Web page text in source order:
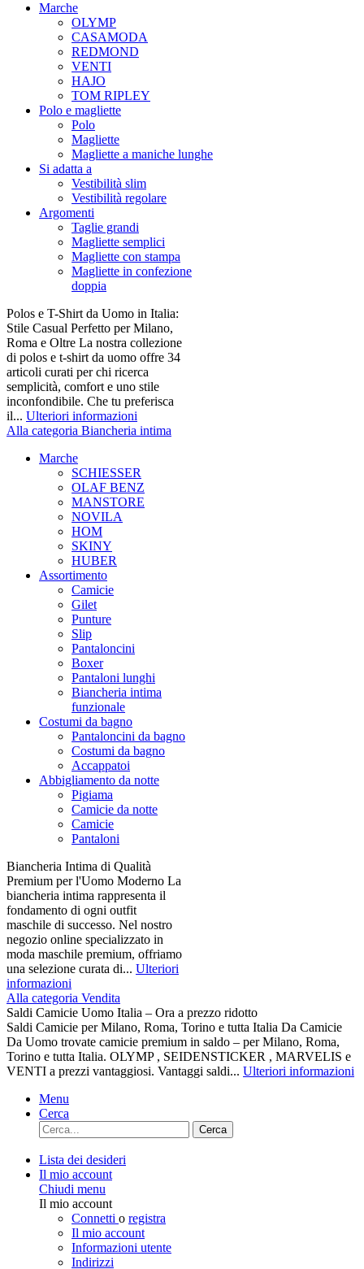
Marche
OLYMP
CASAMODA
REDMOND
VENTI
HAJO
TOM RIPLEY
Polo e magliette
Polo
Magliette
Magliette a maniche lunghe
Si adatta a
Vestibilità slim
Vestibilità regolare
Argomenti
Taglie grandi
Magliette semplici
Magliette con stampa
Magliette in confezione
doppia
Polos e T-Shirt da Uomo in Italia:
Stile Casual Perfetto per Milano,
Roma e Oltre La nostra collezione
di polos e t-shirt da uomo offre 34
articoli curati per chi ricerca
semplicità, comfort e uno stile
inconfondibile. Che tu preferisca
il... Ulteriori informazioni
Alla categoria Biancheria intima
Marche
SCHIESSER
OLAF BENZ
MANSTORE
NOVILA
HOM
SKINY
HUBER
Assortimento
Camicie
Gilet
Punture
Slip
Pantaloncini
Boxer
Pantaloni lunghi
Biancheria intima
funzionale
Costumi da bagno
Pantaloncini da bagno
Costumi da bagno
Accappatoi
Abbigliamento da notte
Pigiama
Camicie da notte
Camicie
Pantaloni
Biancheria Intima di Qualità
Premium per l'Uomo Moderno La
biancheria intima rappresenta il
fondamento di ogni outfit
maschile di successo. Nel nostro
negozio online specializzato in
moda maschile premium, offriamo
una selezione curata di... Ulteriori
informazioni
Alla categoria Vendita
Saldi Camicie Uomo Italia – Ora a prezzo ridotto
Saldi Camicie per Milano, Roma, Torino e tutta Italia Da Camicie
Da Uomo trovate camicie premium in saldo – per Milano, Roma,
Torino e tutta Italia. OLYMP , SEIDENSTICKER , MARVELIS e
VENTI a prezzi vantaggiosi. Vantaggi saldi... Ulteriori informazioni
Menu
Cerca
Cerca
Lista dei desideri
Il mio account
Chiudi menu
Il mio account
Connetti o registra
Il mio account
Informazioni utente
Indirizzi